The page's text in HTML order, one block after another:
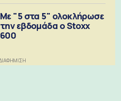
Με "5 στα 5" ολοκλήρωσε
την εβδομάδα ο Stoxx
600